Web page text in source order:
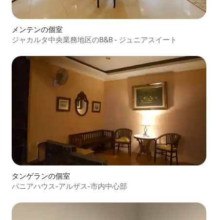
メンテンの個室
ジャカルタ中央業務地区のB&B - ジュニアスイート
タンゲランの個室
パニアハウス-アルザス-市内中心部